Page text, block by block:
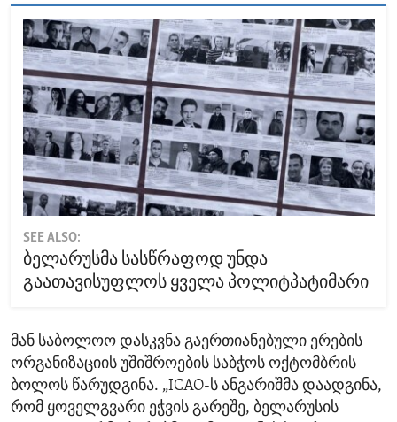
SEE ALSO:
ბელარუსმა სასწრაფოდ უნდა
გაათავისუფლოს ყველა პოლიტპატიმარი
მან საბოლოო დასკვნა გაერთიანებული ერების
ორგანიზაციის უშიშროების საბჭოს ოქტომბრის
ბოლოს წარუდგინა. „ICAO-ს ანგარიშმა დაადგინა,
რომ ყოველგვარი ეჭვის გარეშე, ბელარუსის